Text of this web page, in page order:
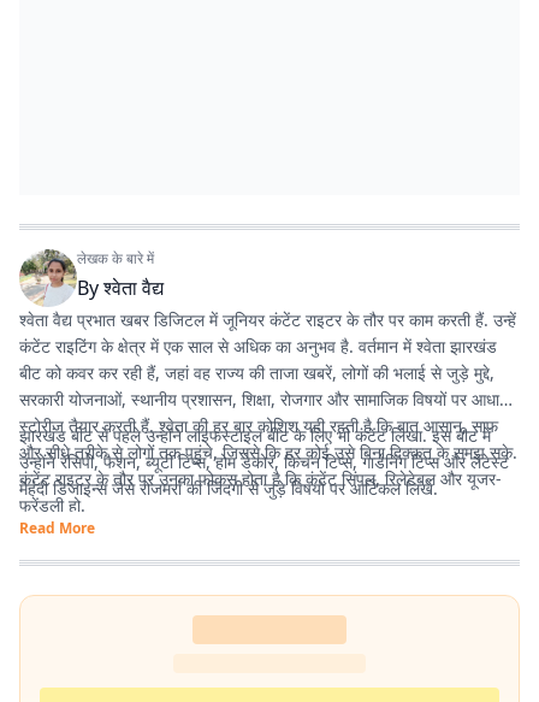
लेखक के बारे में
Byश्वेता वैद्य
श्वेता वैद्य प्रभात खबर डिजिटल में जूनियर कंटेंट राइटर के तौर पर काम करती हैं. उन्हें
कंटेंट राइटिंग के क्षेत्र में एक साल से अधिक का अनुभव है. वर्तमान में श्वेता झारखंड
बीट को कवर कर रही हैं, जहां वह राज्य की ताजा खबरें, लोगों की भलाई से जुड़े मुद्दे,
सरकारी योजनाओं, स्थानीय प्रशासन, शिक्षा, रोजगार और सामाजिक विषयों पर आधारित
स्टोरीज तैयार करती हैं. श्वेता की हर बार कोशिश यही रहती है कि बात आसान, साफ
और सीधे तरीके से लोगों तक पहुंचे, जिससे कि हर कोई उसे बिना दिक्कत के समझ सके.
कंटेंट राइटर के तौर पर उनका फोकस होता है कि कंटेंट सिंपल, रिलेटेबल और यूजर-
फ्रेंडली हो.
झारखंड बीट से पहले उन्होंने लाइफस्टाइल बीट के लिए भी कंटेंट लिखा. इस बीट में
उन्होंने रेसिपी, फैशन, ब्यूटी टिप्स, होम डेकोर, किचन टिप्स, गार्डनिंग टिप्स और लेटेस्ट
मेहंदी डिजाइन्स जैसे रोजमर्रा की जिंदगी से जुड़े विषयों पर आर्टिकल लिखे.
Read More